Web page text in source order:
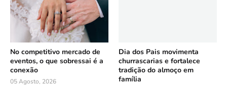
No competitivo mercado de
eventos, o que sobressai é a
conexão
05 Agosto, 2026
Dia dos Pais movimenta
churrascarias e fortalece
tradição do almoço em
família